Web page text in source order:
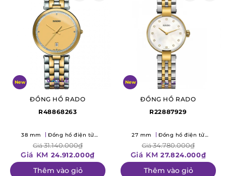
New
ĐỒNG HỒ RADO
R48868263
38 mm
Đồng hồ điện tử
Giá31.140.000₫
Giá KM 24.912.000₫
Thêm vào giỏ
New
ĐỒNG HỒ RADO
R22887929
27 mm
Đồng hồ điện tử
Giá34.780.000₫
Giá KM 27.824.000₫
Thêm vào giỏ